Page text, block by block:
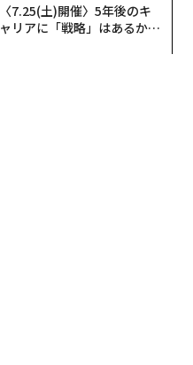
〈7.25(土)開催〉5年後のキ
ャリアに「戦略」はあるか。